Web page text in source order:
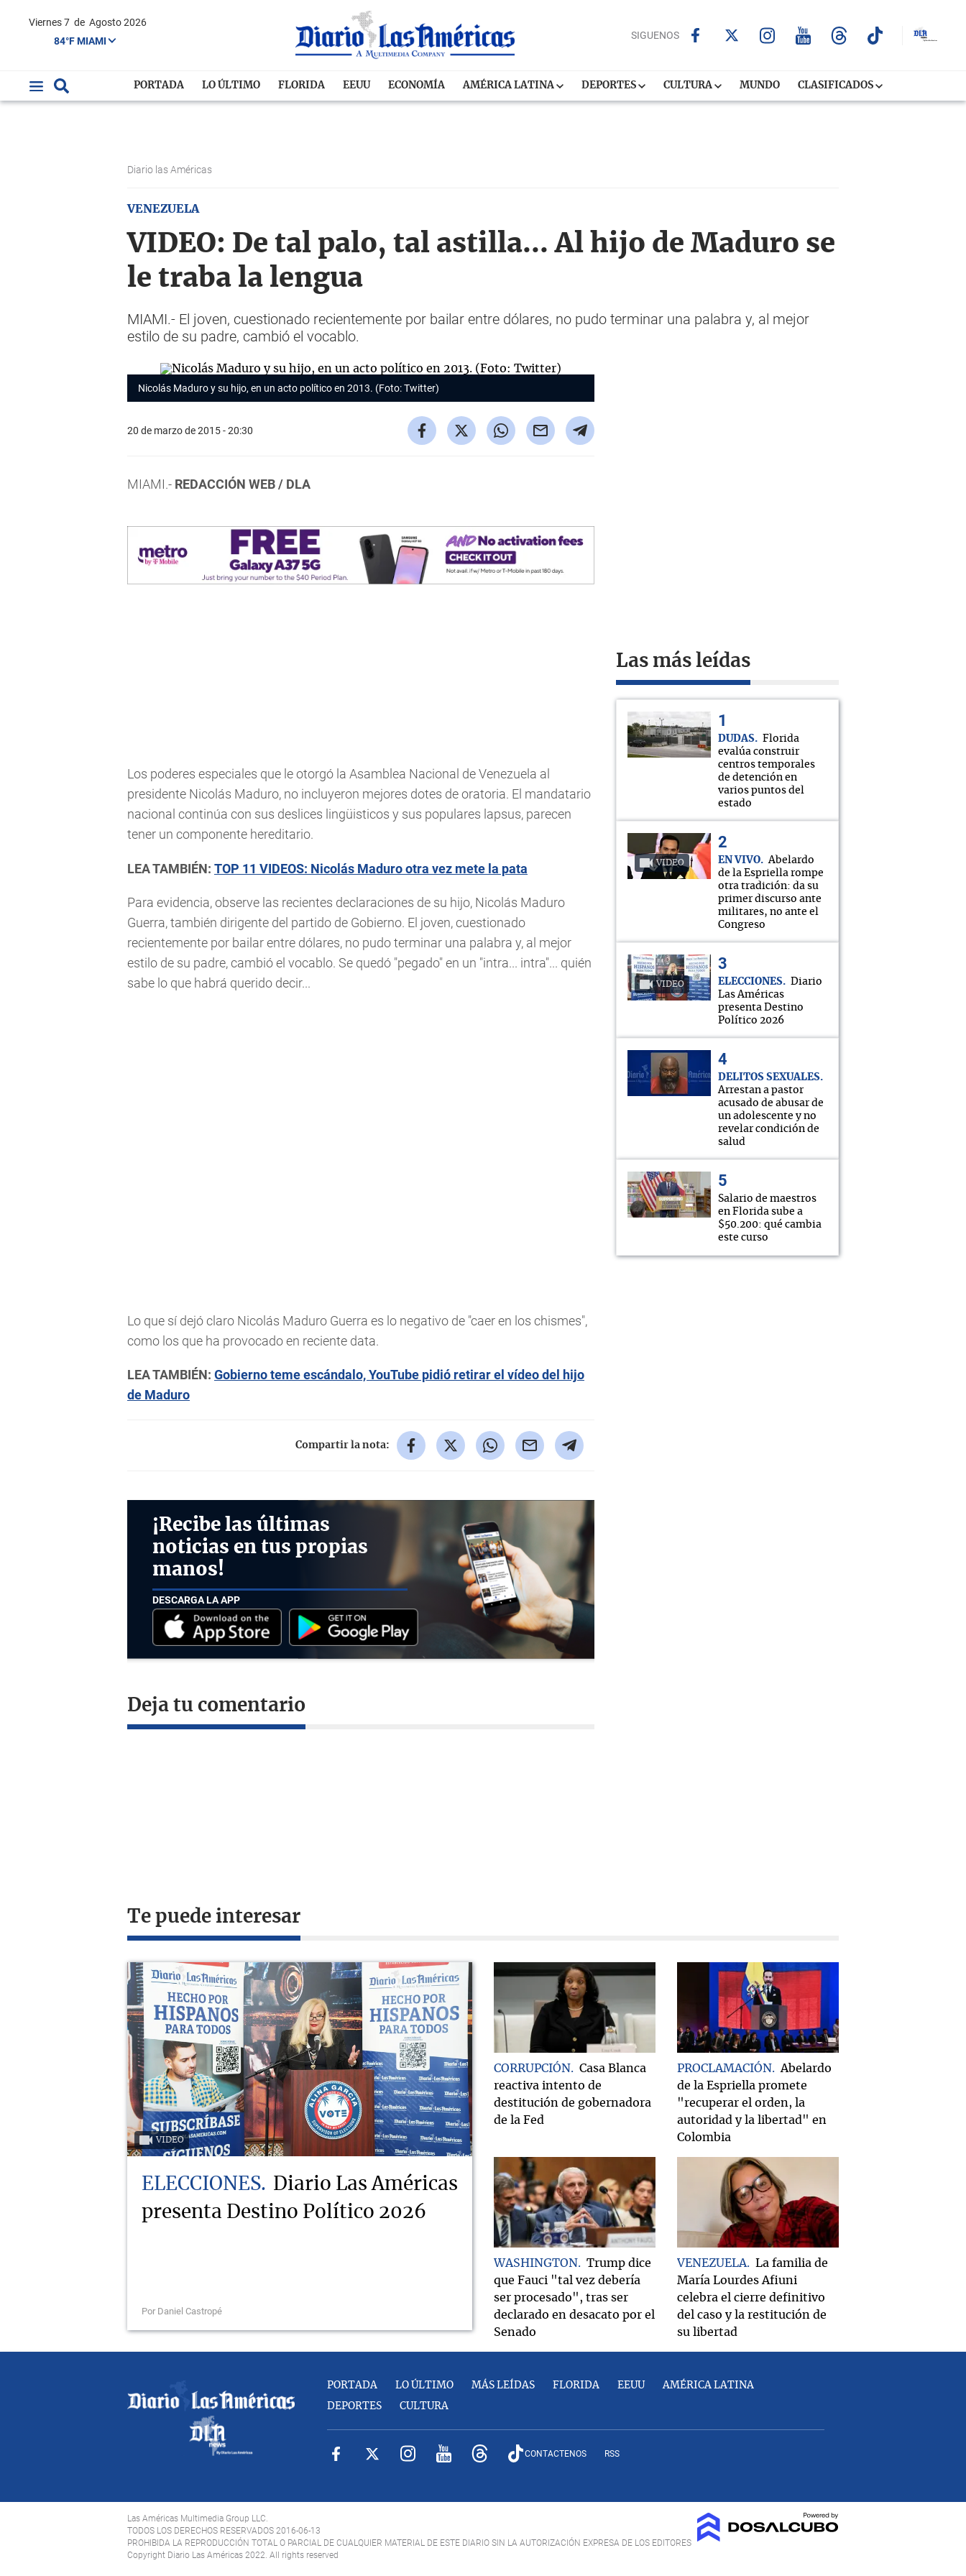
Viernes 7 de Agosto 2026
84°F MIAMI
SIGUENOS
PORTADA LO ÚLTIMO FLORIDA EEUU ECONOMÍA AMÉRICA LATINA DEPORTES CULTURA MUNDO CLASIFICADOS
Diario las Américas
VENEZUELA
VIDEO: De tal palo, tal astilla... Al hijo de Maduro se
le traba la lengua
MIAMI.- El joven, cuestionado recientemente por bailar entre dólares, no pudo terminar una palabra y, al mejor
estilo de su padre, cambió el vocablo.
Nicolás Maduro y su hijo, en un acto político en 2013. (Foto: Twitter)
20 de marzo de 2015 - 20:30
MIAMI.- REDACCIÓN WEB / DLA
Los poderes especiales que le otorgó la Asamblea Nacional de Venezuela al
presidente Nicolás Maduro, no incluyeron mejores dotes de oratoria. El mandatario
nacional continúa con sus deslices lingüisticos y sus populares lapsus, parecen
tener un componente hereditario.
LEA TAMBIÉN: TOP 11 VIDEOS: Nicolás Maduro otra vez mete la pata
Para evidencia, observe las recientes declaraciones de su hijo, Nicolás Maduro
Guerra, también dirigente del partido de Gobierno. El joven, cuestionado
recientemente por bailar entre dólares, no pudo terminar una palabra y, al mejor
estilo de su padre, cambió el vocablo. Se quedó "pegado" en un "intra... intra"... quién
sabe lo que habrá querido decir...
Lo que sí dejó claro Nicolás Maduro Guerra es lo negativo de "caer en los chismes",
como los que ha provocado en reciente data.
LEA TAMBIÉN: Gobierno teme escándalo, YouTube pidió retirar el vídeo del hijo
de Maduro
Compartir la nota:
¡Recibe las últimas
noticias en tus propias
manos!
DESCARGA LA APP
Deja tu comentario
Las más leídas
DUDAS
Florida
evalúa construir
centros temporales
de detención en
varios puntos del
estado
VIDEO EN VIVO
Abelardo
de la Espriella rompe
otra tradición: da su
primer discurso ante
militares, no ante el
Congreso
VIDEO ELECCIONES
Diario
Las Américas
presenta Destino
Político 2026
DELITOS SEXUALES
Arrestan a pastor
acusado de abusar de
un adolescente y no
revelar condición de
salud
Salario de maestros
en Florida sube a
$50.200: qué cambia
este curso
Te puede interesar
VIDEO
ELECCIONES
Diario Las Américas
presenta Destino Político 2026
Por Daniel Castropé
CORRUPCIÓN
Casa Blanca
reactiva intento de
destitución de gobernadora
de la Fed
PROCLAMACIÓN
Abelardo
de la Espriella promete
"recuperar el orden, la
autoridad y la libertad" en
Colombia
WASHINGTON
Trump dice
que Fauci "tal vez debería
ser procesado", tras ser
declarado en desacato por el
Senado
VENEZUELA
La familia de
María Lourdes Afiuni
celebra el cierre definitivo
del caso y la restitución de
su libertad
PORTADA LO ÚLTIMO MÁS LEÍDAS FLORIDA EEUU AMÉRICA LATINA
DEPORTES CULTURA
CONTACTENOS RSS
Las Américas Multimedia Group LLC.
TODOS LOS DERECHOS RESERVADOS 2016-06-13
PROHIBIDA LA REPRODUCCIÓN TOTAL O PARCIAL DE CUALQUIER MATERIAL DE ESTE DIARIO SIN LA AUTORIZACIÓN EXPRESA DE LOS EDITORES
Copyright Diario Las Américas 2022. All rights reserved